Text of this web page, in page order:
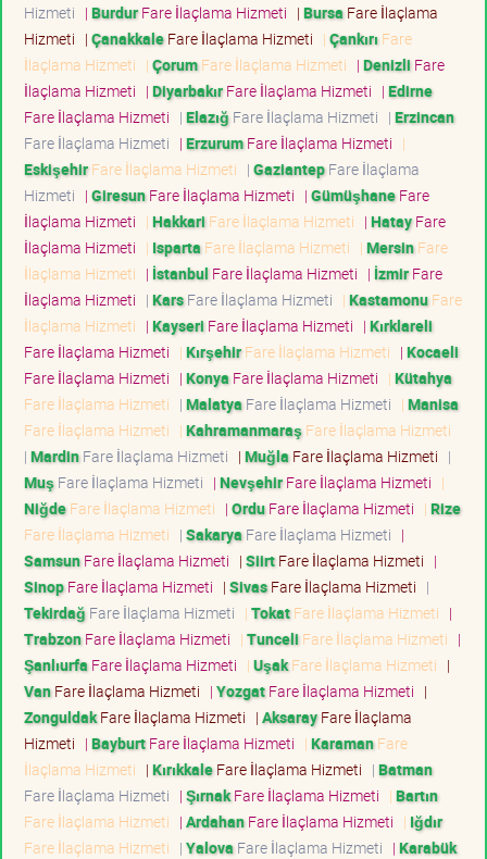
Hizmeti | BurdurFare İlaçlama Hizmeti | Bursa Fare İlaçlama
Hizmeti | ÇanakkaleFare İlaçlama Hizmeti | Çankırı Fare
İlaçlama Hizmeti | ÇorumFare İlaçlama Hizmeti | Denizli Fare
İlaçlama Hizmeti | DiyarbakırFare İlaçlama Hizmeti | Edirne
Fare İlaçlama Hizmeti | Elazığ Fare İlaçlama Hizmeti | Erzincan
Fare İlaçlama Hizmeti | ErzurumFare İlaçlama Hizmeti |
EskişehirFare İlaçlama Hizmeti | GaziantepFare İlaçlama
Hizmeti | GiresunFare İlaçlama Hizmeti | GümüşhaneFare
İlaçlama Hizmeti | Hakkari Fare İlaçlama Hizmeti | HatayFare
İlaçlama Hizmeti | Isparta Fare İlaçlama Hizmeti | MersinFare
İlaçlama Hizmeti | İstanbul Fare İlaçlama Hizmeti | İzmirFare
İlaçlama Hizmeti | KarsFare İlaçlama Hizmeti | KastamonuFare
İlaçlama Hizmeti | Kayseri Fare İlaçlama Hizmeti | Kırklareli
Fare İlaçlama Hizmeti | KırşehirFare İlaçlama Hizmeti | Kocaeli
Fare İlaçlama Hizmeti | Konya Fare İlaçlama Hizmeti | Kütahya
Fare İlaçlama Hizmeti | Malatya Fare İlaçlama Hizmeti | Manisa
Fare İlaçlama Hizmeti | Kahramanmaraş Fare İlaçlama Hizmeti
| MardinFare İlaçlama Hizmeti | Muğla Fare İlaçlama Hizmeti |
Muş Fare İlaçlama Hizmeti | NevşehirFare İlaçlama Hizmeti |
NiğdeFare İlaçlama Hizmeti | OrduFare İlaçlama Hizmeti | Rize
Fare İlaçlama Hizmeti | Sakarya Fare İlaçlama Hizmeti |
SamsunFare İlaçlama Hizmeti | SiirtFare İlaçlama Hizmeti |
SinopFare İlaçlama Hizmeti | SivasFare İlaçlama Hizmeti |
Tekirdağ Fare İlaçlama Hizmeti | TokatFare İlaçlama Hizmeti |
TrabzonFare İlaçlama Hizmeti | Tunceli Fare İlaçlama Hizmeti |
Şanlıurfa Fare İlaçlama Hizmeti | UşakFare İlaçlama Hizmeti |
VanFare İlaçlama Hizmeti | YozgatFare İlaçlama Hizmeti |
ZonguldakFare İlaçlama Hizmeti | AksarayFare İlaçlama
Hizmeti | BayburtFare İlaçlama Hizmeti | KaramanFare
İlaçlama Hizmeti | KırıkkaleFare İlaçlama Hizmeti | Batman
Fare İlaçlama Hizmeti | ŞırnakFare İlaçlama Hizmeti | Bartın
Fare İlaçlama Hizmeti | ArdahanFare İlaçlama Hizmeti | Iğdır
Fare İlaçlama Hizmeti | Yalova Fare İlaçlama Hizmeti | Karabük